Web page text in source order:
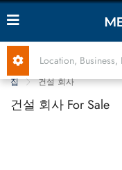
집 건설 회사
건설 회사 For Sale